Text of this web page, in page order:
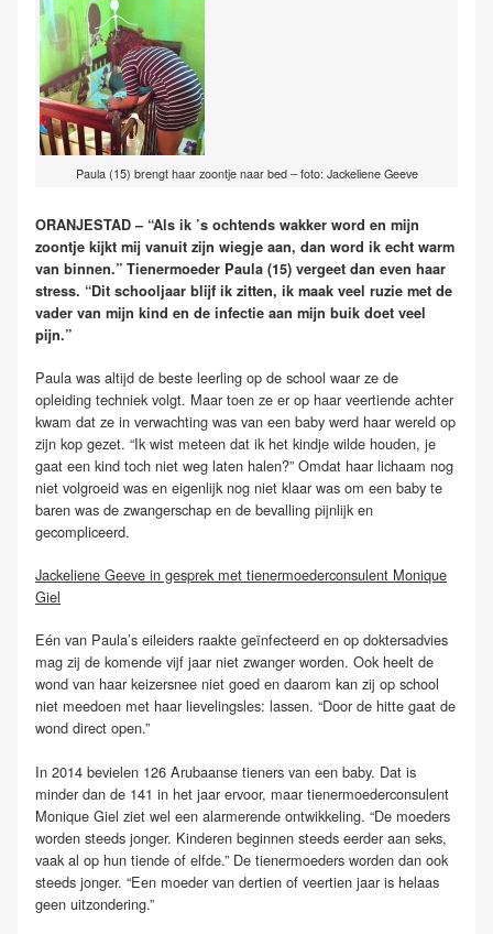
Paula (15) brengt haar zoontje naar bed – foto: Jackeliene Geeve
ORANJESTAD – “Als ik ’s ochtends wakker word en mijn
zoontje kijkt mij vanuit zijn wiegje aan, dan word ik echt warm
van binnen.” Tienermoeder Paula (15) vergeet dan even haar
stress. “Dit schooljaar blijf ik zitten, ik maak veel ruzie met de
vader van mijn kind en de infectie aan mijn buik doet veel
pijn.”
Paula was altijd de beste leerling op de school waar ze de
opleiding techniek volgt. Maar toen ze er op haar veertiende achter
kwam dat ze in verwachting was van een baby werd haar wereld op
zijn kop gezet. “Ik wist meteen dat ik het kindje wilde houden, je
gaat een kind toch niet weg laten halen?” Omdat haar lichaam nog
niet volgroeid was en eigenlijk nog niet klaar was om een baby te
baren was de zwangerschap en de bevalling pijnlijk en
gecompliceerd.
Jackeliene Geeve in gesprek met tienermoederconsulent Monique
Giel
Eén van Paula’s eileiders raakte geïnfecteerd en op doktersadvies
mag zij de komende vijf jaar niet zwanger worden. Ook heelt de
wond van haar keizersnee niet goed en daarom kan zij op school
niet meedoen met haar lievelingsles: lassen. “Door de hitte gaat de
wond direct open.”
In 2014 bevielen 126 Arubaanse tieners van een baby. Dat is
minder dan de 141 in het jaar ervoor, maar tienermoederconsulent
Monique Giel ziet wel een alarmerende ontwikkeling. “De moeders
worden steeds jonger. Kinderen beginnen steeds eerder aan seks,
vaak al op hun tiende of elfde.” De tienermoeders worden dan ook
steeds jonger. “Een moeder van dertien of veertien jaar is helaas
geen uitzondering.”